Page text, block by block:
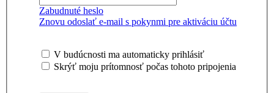
Zabudnuté heslo
Znovu odoslať e-mail s pokynmi pre aktiváciu účtu
V budúcnosti ma automaticky prihlásiť
Skrýť moju prítomnosť počas tohoto pripojenia